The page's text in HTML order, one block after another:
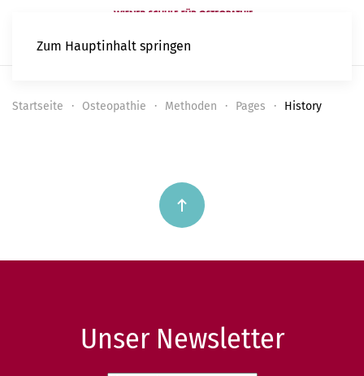
Zum Hauptinhalt springen
Startseite Osteopathie Methoden Pages History
Unser Newsletter